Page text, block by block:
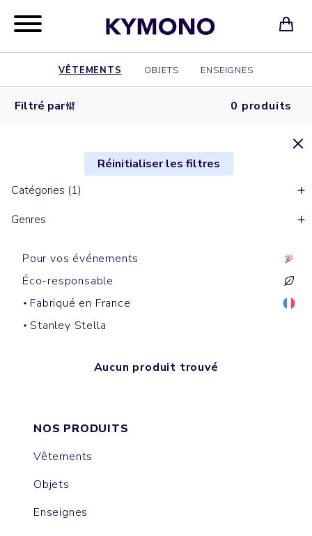
VÊTEMENTS OBJETS ENSEIGNES
Filtré par 0 produits
Réinitialiser les filtres
Catégories (1)
Genres
Pour vos événements
Éco-responsable
Fabriqué en France
Stanley Stella
Aucun produit trouvé
NOS PRODUITS
Vêtements
Objets
Enseignes